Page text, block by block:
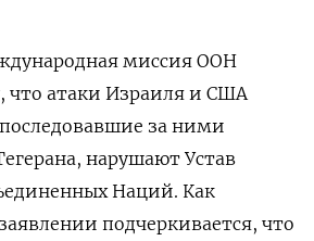
миссия ООН
что атаки Израиля и США
за ними
нарушают Устав
Наций. Как
подчеркивается, что